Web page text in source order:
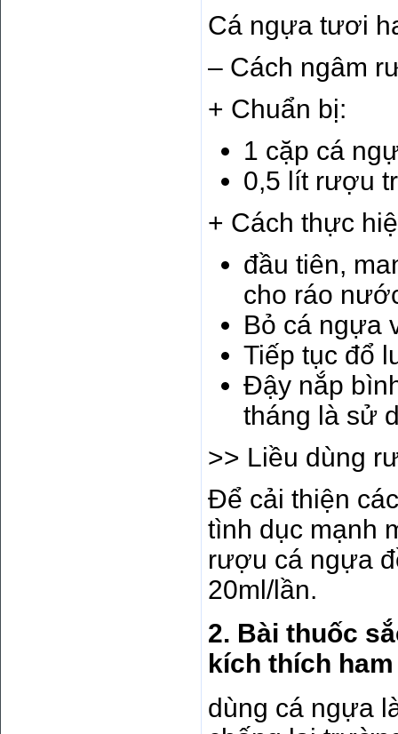
Cá ngựa tươi
– Cách ngâm
+ Chuẩn bị:
1 cặp cá
0,5 lít rượu
+ Cách thực
đầu tiên,
cho ráo
Bỏ cá ngựa
Tiếp tục đổ
Đậy nắp
tháng là sử
>> Liều dùng
Để cải thiện
tình dục mạnh
rượu cá ngựa
20ml/lần.
2. Bài thuốc
kích thích
dùng cá ngựa